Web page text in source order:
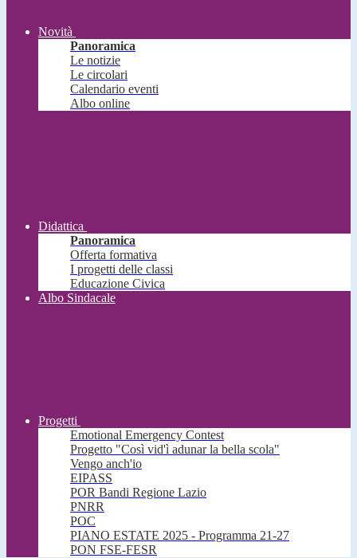
Novità
Panoramica
Le notizie
Le circolari
Calendario eventi
Albo online
Didattica
Panoramica
Offerta formativa
I progetti delle classi
Educazione Civica
Albo Sindacale
Progetti
Emotional Emergency Contest
Progetto "Così vid'ì adunar la bella scola"
Vengo anch'io
EIPASS
POR Bandi Regione Lazio
PNRR
POC
PIANO ESTATE 2025 - Programma 21-27
PON FSE-FESR